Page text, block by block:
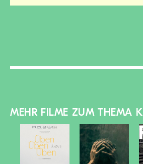
Bereich
MEHR FILME ZUM THEMA